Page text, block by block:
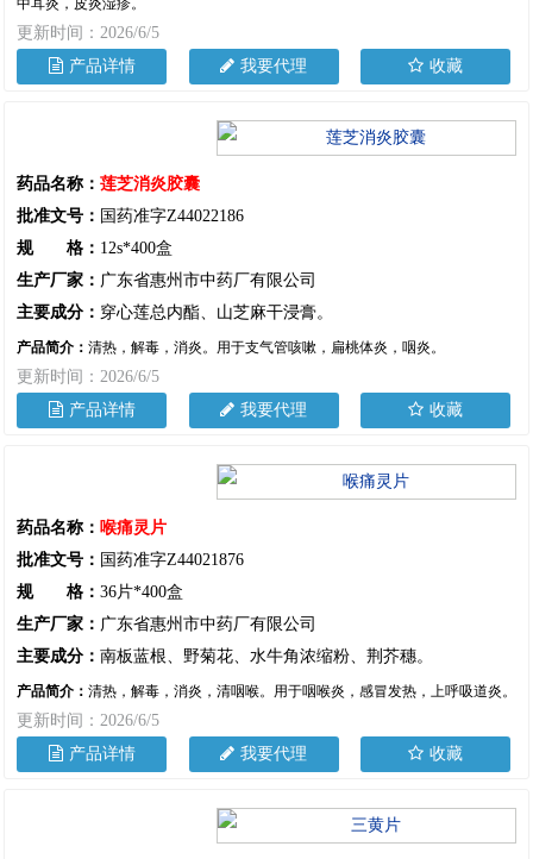
中耳炎，皮炎湿疹。
更新时间：2026/6/5
产品详情
我要代理 收藏
药品名称： 莲芝消炎胶囊
批准文号： 国药准字Z44022186
规 格： 12s*400盒
生产厂家： 广东省惠州市中药厂有限公司
主要成分： 穿心莲总内酯、山芝麻干浸膏。
产品简介： 清热，解毒，消炎。用于支气管咳嗽，扁桃体炎，咽炎。
更新时间：2026/6/5
产品详情
我要代理 收藏
药品名称： 喉痛灵片
批准文号： 国药准字Z44021876
规 格： 36片*400盒
生产厂家： 广东省惠州市中药厂有限公司
主要成分： 南板蓝根、野菊花、水牛角浓缩粉、荆芥穗。
产品简介： 清热，解毒，消炎，清咽喉。用于咽喉炎，感冒发热，上呼吸道炎。
更新时间：2026/6/5
产品详情
我要代理 收藏